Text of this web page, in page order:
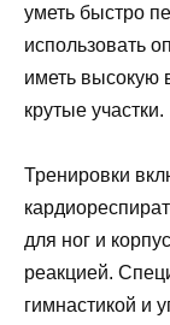
уметь быстро
использовать
иметь высокую
крутые участки.
Тренировки
для ног и
реакцией.
гимнастикой и